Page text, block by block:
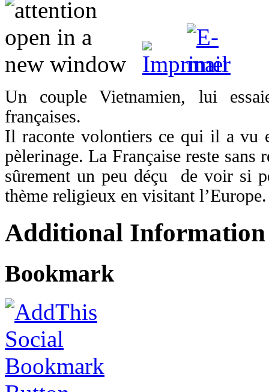
Un couple Vietnamien, lui
françaises.
Il raconte volontiers ce qui il a vu
pèlerinage. La Française reste
sûrement un peu déçu de voir si
thème religieux en visitant l’Europe.
Additional Information
Bookmark